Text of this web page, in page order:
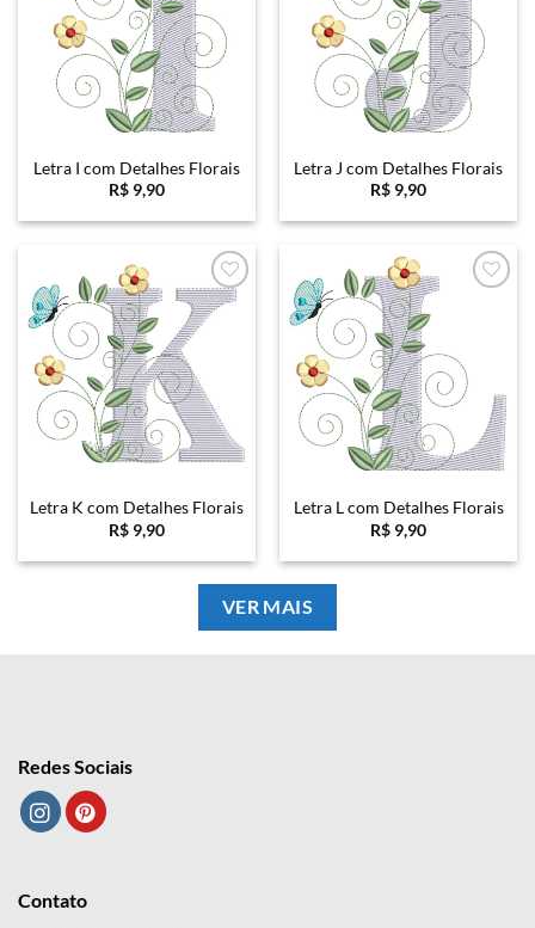
Letra I com Detalhes Florais
R$ 9,90
Letra J com Detalhes Florais
R$ 9,90
Favoritar
Letra K com Detalhes Florais
R$ 9,90
Letra L com Detalhes Florais
R$ 9,90
VER MAIS
Redes Sociais
Contato